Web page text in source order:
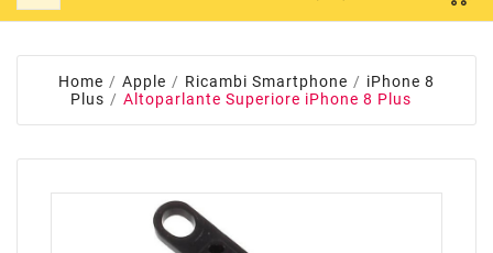
Home Apple Ricambi Smartphone
iPhone 8
Plus
Altoparlante Superiore iPhone 8 Plus